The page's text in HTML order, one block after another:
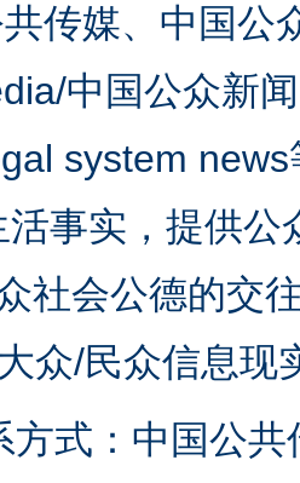
传媒、中国公
中国公众新
system
事实，提供
社会公德的交
众/民众信息现
式：中国公共
不息 一